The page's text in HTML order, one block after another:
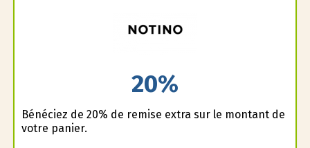
20%
Bénéficiez de 20% de remise extra sur le montant de
votre panier.